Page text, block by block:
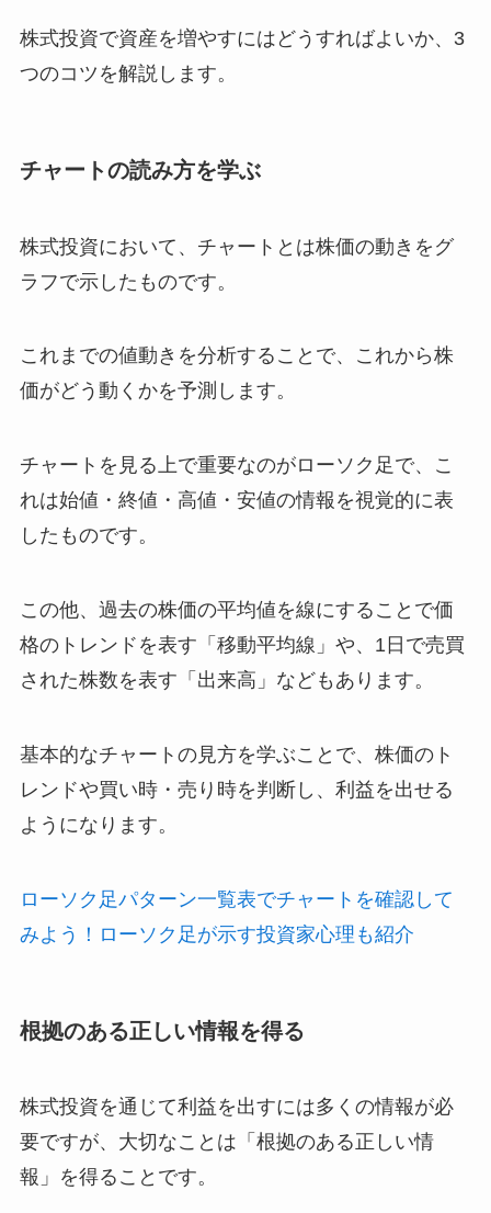
株式投資で資産を増やすにはどうすればよいか、3
つのコツを解説します。
チャートの読み方を学ぶ
株式投資において、チャートとは株価の動きをグ
ラフで示したものです。
これまでの値動きを分析することで、これから株
価がどう動くかを予測します。
チャートを見る上で重要なのがローソク足で、こ
れは始値・終値・高値・安値の情報を視覚的に表
したものです。
この他、過去の株価の平均値を線にすることで価
格のトレンドを表す「移動平均線」や、1日で売買
された株数を表す「出来高」などもあります。
基本的なチャートの見方を学ぶことで、株価のト
レンドや買い時・売り時を判断し、利益を出せる
ようになります。
ローソク足パターン一覧表でチャートを確認して
みよう！ローソク足が示す投資家心理も紹介
根拠のある正しい情報を得る
株式投資を通じて利益を出すには多くの情報が必
要ですが、大切なことは「根拠のある正しい情
報」を得ることです。